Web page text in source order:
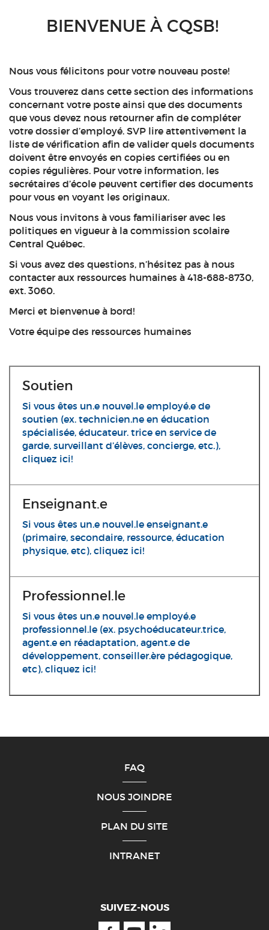
BIENVENUE À CQSB!
Nous vous félicitons pour votre nouveau poste!
Vous trouverez dans cette section des informations
concernant votre poste ainsi que des documents
que vous devez nous retourner afin de compléter
votre dossier d’employé. SVP lire attentivement la
liste de vérification afin de valider quels documents
doivent être envoyés en copies certifiées ou en
copies régulières. Pour votre information, les
secrétaires d’école peuvent certifier des documents
pour vous en voyant les originaux.
Nous vous invitons à vous familiariser avec les
politiques en vigueur à la commission scolaire
Central Québec.
Si vous avez des questions, n’hésitez pas à nous
contacter aux ressources humaines à 418-688-8730,
ext. 3060.
Merci et bienvenue à bord!
Votre équipe des ressources humaines
Soutien
Si vous êtes un.e nouvel.le employé.e de
soutien (ex. technicien.ne en éducation
spécialisée, éducateur. trice en service de
garde, surveillant d’élèves, concierge, etc.),
cliquez ici!
Enseignant.e
Si vous êtes un.e nouvel.le enseignant.e
(primaire, secondaire, ressource, éducation
physique, etc), cliquez ici!
Professionnel.le
Si vous êtes un.e nouvel.le employé.e
professionnel.le (ex. psychoéducateur.trice,
agent.e en réadaptation, agent.e de
développement, conseiller.ère pédagogique,
etc), cliquez ici!
FAQ
NOUS JOINDRE
PLAN DU SITE
INTRANET
SUIVEZ-NOUS
FacebookYoutubeLinkedin